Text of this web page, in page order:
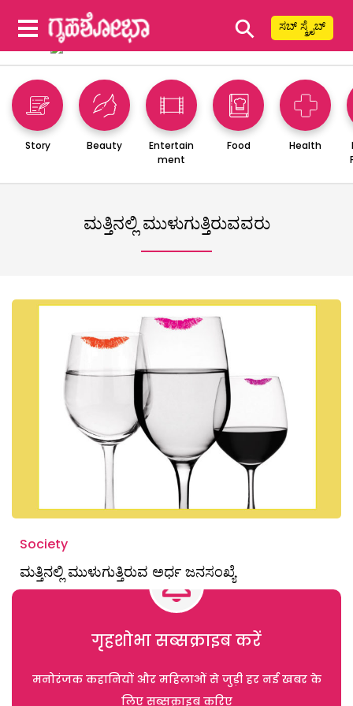
⚲ ಸಬ್ ಸ್ಕ್ರೈಬ್
Story Beauty
Entertain
ment
Food Health
ಮತ್ತಿನಲ್ಲಿ ಮುಳುಗುತ್ತಿರುವವರು
Society
ಮತ್ತಿನಲ್ಲಿ ಮುಳುಗುತ್ತಿರುವ ಅರ್ಧ ಜನಸಂಖ್ಯೆ
गृहशोभा सब्सक्राइब करें
मनोरंजक कहानियों और महिलाओं से जुड़ी हर नई खबर के
लिए सब्सक्राइब करिए